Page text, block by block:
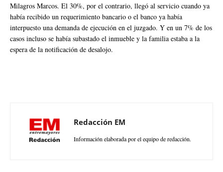
Milagros Marcos. El 30%, por el contrario, llegó al servicio cuando ya
había recibido un requerimiento bancario o el banco ya había
interpuesto una demanda de ejecución en el juzgado. Y en un 7% de los
casos incluso se había subastado el inmueble y la familia estaba a la
espera de la notificación de desalojo.
Redacción EM
Información elaborada por el equipo de redacción.